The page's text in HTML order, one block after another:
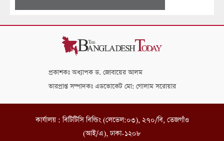
প্রকাশকঃ অধ্যাপক ড. জোবায়ের আলম
ভারপ্রাপ্ত সম্পাদকঃ এডভোকেট মো: গোলাম সরোয়ার
কার্যালয় : বিটিটিসি বিল্ডিং (লেভেল:০৩), ২৭০/বি, তেজগাঁও
(আই/এ), ঢাকা-১২০৮